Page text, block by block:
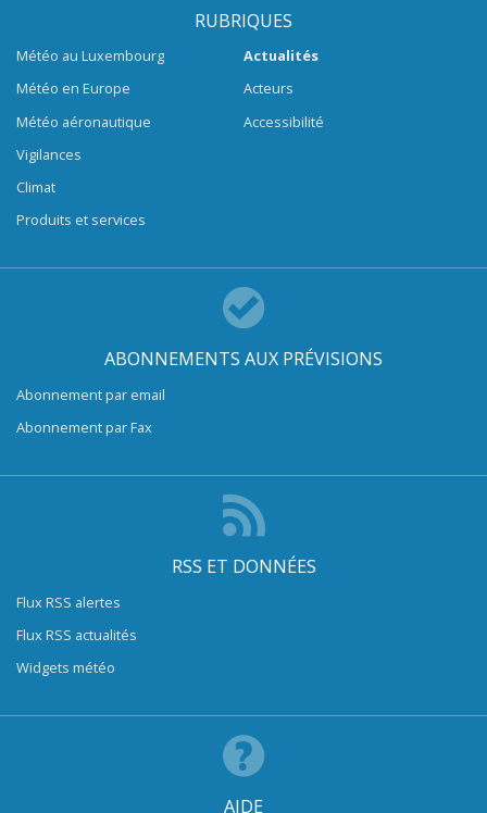
RUBRIQUES
Météo au Luxembourg
Météo en Europe
Météo aéronautique
Vigilances
Climat
Produits et services
Actualités
Acteurs
Accessibilité
ABONNEMENTS AUX PRÉVISIONS
Abonnement par email
Abonnement par Fax
RSS ET DONNÉES
Flux RSS alertes
Flux RSS actualités
Widgets météo
AIDE